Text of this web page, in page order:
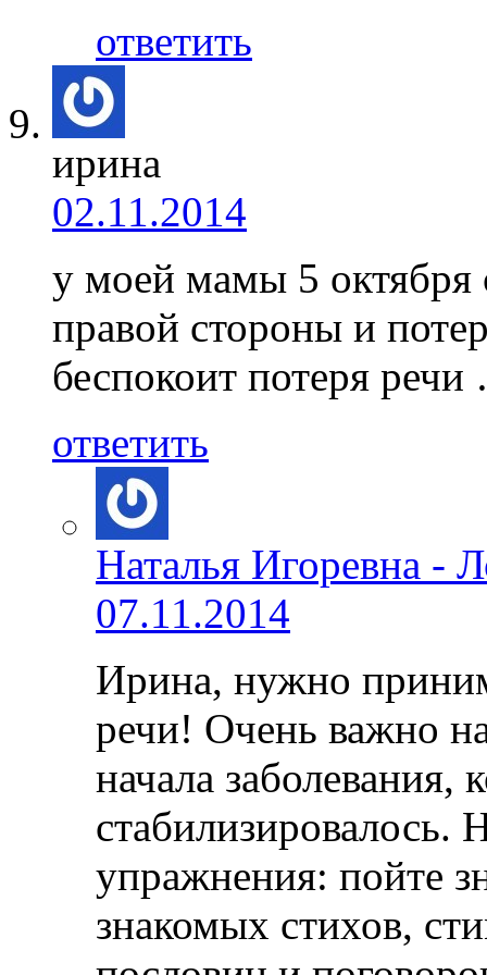
ответить
ирина
02.11.2014
у моей мамы 5 октября
правой стороны и
беспокоит потеря
ответить
Наталья Игоревна -
07.11.2014
Ирина, нужно
речи! Очень важно
начала заболевания,
упражнения: пойте
знакомых стихов,